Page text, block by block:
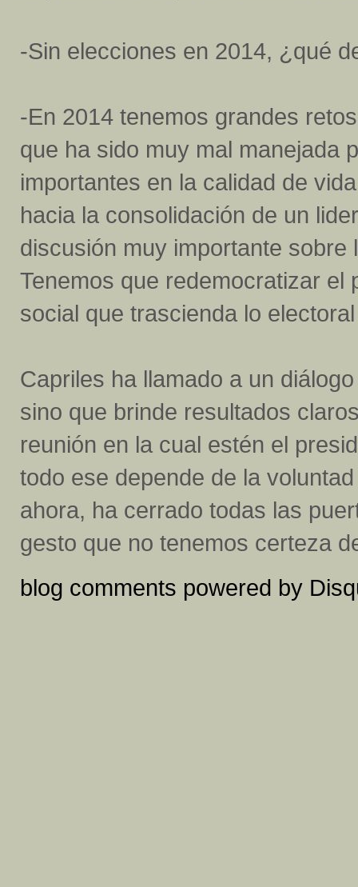
-Sin elecciones en 2014, ¿qué
-En 2014 tenemos grandes
que ha sido muy mal manejada
importantes en la calidad de
hacia la consolidación de un
discusión muy importante
Tenemos que redemocratizar
social que trascienda lo
Capriles ha llamado a un
sino que brinde resultados
reunión en la cual estén el
todo ese depende de la
ahora, ha cerrado todas las
gesto que no tenemos certeza
blog comments powered by